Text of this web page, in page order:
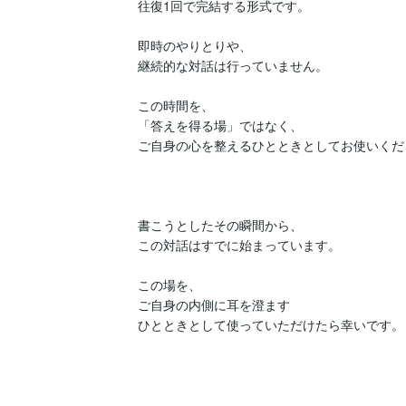
往復1回で完結する形式です。
即時のやりとりや、
継続的な対話は行っていません。
この時間を、
「答えを得る場」ではなく、
ご自身の心を整えるひとときとしてお使いく
書こうとしたその瞬間から、
この対話はすでに始まっています。
この場を、
ご自身の内側に耳を澄ます
ひとときとして使っていただけたら幸いです。